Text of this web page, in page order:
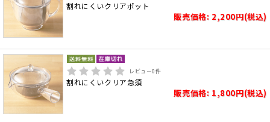
割れにくいクリアポット
販売価格: 2,200円(税込)
レビュー0件
割れにくいクリア急須
販売価格: 1,800円(税込)